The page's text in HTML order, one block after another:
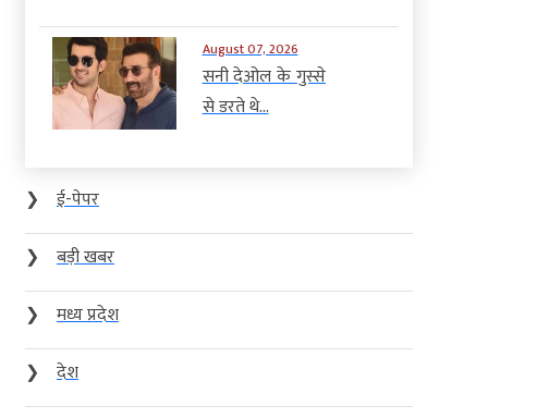
August 07, 2026
सनी देओल के गुस्से
से डरते थे...
❯
ई-पेपर
❯
बड़ी खबर
❯
मध्य प्रदेश
❯
देश